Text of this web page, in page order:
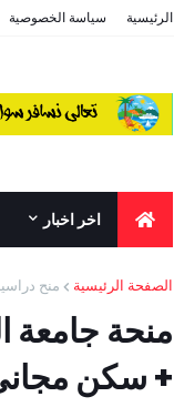
الرئيسية سياسة الخصوصية
اخر اخبار
الصفحة الرئيسية منح
+ سكن